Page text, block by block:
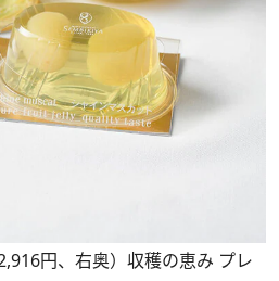
円、右奥）収穫の恵み プレ